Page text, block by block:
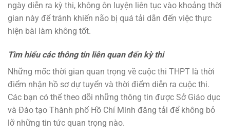
ngày diễn ra kỳ thi, không ôn luyện liên tục vào khoảng thời
gian này để tránh khiến não bị quá tải dẫn đến việc thực
hiện bài làm không tốt.
Tìm hiểu các thông tin liên quan đến kỳ thi
Những mốc thời gian quan trọng về cuộc thi THPT là thời
điểm nhận hồ sơ dự tuyển và thời điểm diễn ra cuộc thi.
Các bạn có thể theo dõi những thông tin được Sở Giáo dục
và Đào tạo Thành phố Hồ Chí Minh đăng tải để không bỏ
lỡ những tin tức quan trọng nào.